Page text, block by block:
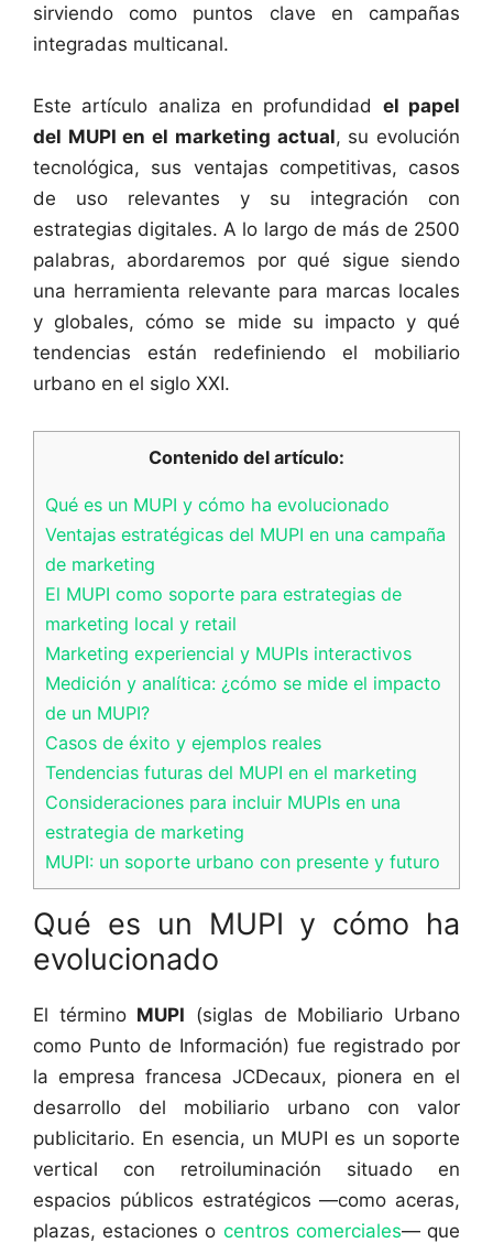
sirviendo como puntos clave en campañas
integradas multicanal.
Este artículo analiza en profundidad el papel
del MUPI en el marketing actual, su evolución
tecnológica, sus ventajas competitivas, casos
de uso relevantes y su integración con
estrategias digitales. A lo largo de más de 2500
palabras, abordaremos por qué sigue siendo
una herramienta relevante para marcas locales
y globales, cómo se mide su impacto y qué
tendencias están redefiniendo el mobiliario
urbano en el siglo XXI.
Contenido del artículo:
Qué es un MUPI y cómo ha evolucionado
Ventajas estratégicas del MUPI en una campaña
de marketing
El MUPI como soporte para estrategias de
marketing local y retail
Marketing experiencial y MUPIs interactivos
Medición y analítica: ¿cómo se mide el impacto
de un MUPI?
Casos de éxito y ejemplos reales
Tendencias futuras del MUPI en el marketing
Consideraciones para incluir MUPIs en una
estrategia de marketing
MUPI: un soporte urbano con presente y futuro
Qué es un MUPI y cómo ha
evolucionado
El término MUPI (siglas de Mobiliario Urbano
como Punto de Información) fue registrado por
la empresa francesa JCDecaux, pionera en el
desarrollo del mobiliario urbano con valor
publicitario. En esencia, un MUPI es un soporte
vertical con retroiluminación situado en
espacios públicos estratégicos —como aceras,
plazas, estaciones o centros comerciales— que